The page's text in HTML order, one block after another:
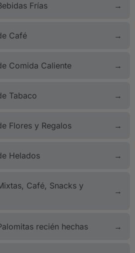
Frías
Café
Comida Caliente
Tabaco
Flores y Regalos
Helados
Café, Snacks y
recién hechas